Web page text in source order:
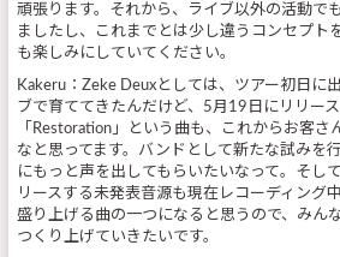
頑張ります。それから、ライブ以外の活動で
ましたし、これまでとは少し違うコンセプト
も楽しみにしていてください。
Kakeru：Zeke Deuxとしては、ツアー初日に
ブで育ててきたんだけど、5月19日にリリー
「Restoration」という曲も、これからお客さ
なと思ってます。バンドとして新たな試みを
にもっと声を出してもらいたいなって。そし
リースする未発表音源も現在レコーディング
盛り上げる曲の一つになると思うので、みん
つくり上げていきたいです。